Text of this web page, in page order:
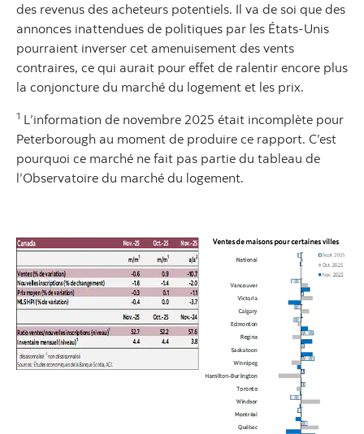
des revenus des acheteurs potentiels. Il va de soi que des
annonces inattendues de politiques par les États‑Unis
pourraient inverser cet amenuisement des vents
contraires, ce qui aurait pour effet de ralentir encore plus
la conjoncture du marché du logement et les prix.
1 L’information de novembre 2025 était incomplète pour
Peterborough au moment de produire ce rapport. C’est
pourquoi ce marché ne fait pas partie du tableau de
l’Observatoire du marché du logement.